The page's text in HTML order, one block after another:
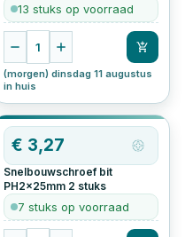
13 stuks op voorraad
1
(morgen) dinsdag 11 augustus
in huis
€ 3,27
Snelbouwschroef bit
PH2x25mm 2 stuks
7 stuks op voorraad